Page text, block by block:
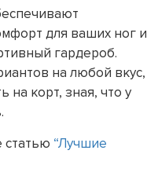
для ваших ног и
гардероб.
на любой вкус,
на корт, зная, что у
статью “Лучшие